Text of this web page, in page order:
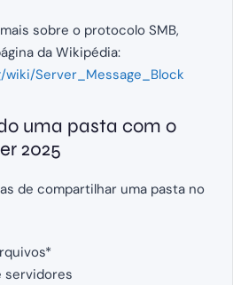
sobre o protocolo SMB,
da Wikipédia:
wiki/Server_Message_Block
uma pasta com o
2025
de compartilhar uma pasta no
servidores